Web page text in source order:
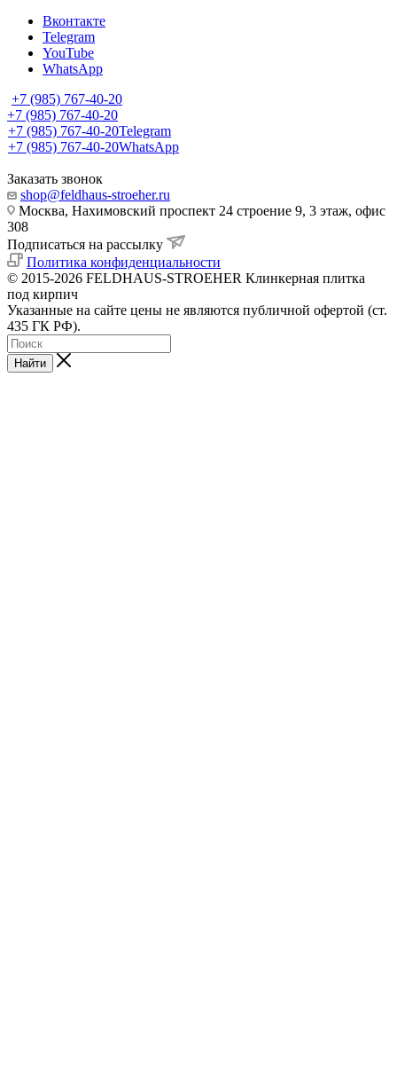
Вконтакте
Telegram
YouTube
WhatsApp
+7 (985) 767-40-20
+7 (985) 767-40-20
+7 (985) 767-40-20Telegram
+7 (985) 767-40-20WhatsApp
Заказать звонок
shop@feldhaus-stroeher.ru
Москва, Нахимовский проспект 24 строение 9, 3 этаж, офис
308
Подписаться на рассылку
Политика конфиденциальности
© 2015-2026 FELDHAUS-STROEHER Клинкерная плитка
под кирпич
Указанные на сайте цены не являются публичной офертой (ст.
435 ГК РФ).
Найти